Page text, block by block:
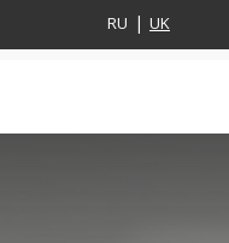
RU UK